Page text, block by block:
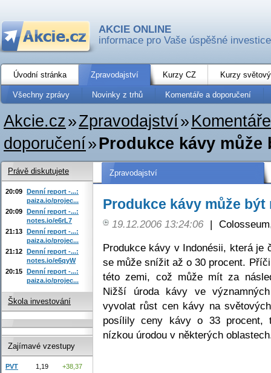
AKCIE ONLINE
informace pro Vaše úspěšné investice
Úvodní stránka Zpravodajství Kurzy CZ Kurzy
Všechny zprávy Novinky z trhů Komentáře a doporučení
Akcie.cz»Zpravodajství»
doporučení»Produkce kávy může
Zpravodajství
Produkce kávy může být
19.12.2006 13:24:06 |
Produkce kávy v Indonésii, která je
se může snížit až o 30 procent.
této zemi, což může mít za
Nižší úroda kávy ve
vyvolat růst cen kávy na
posílily ceny kávy o 33 procent,
nízkou úrodou v některých
Právě diskutujete
20:09 Denní report -...:
paiza.io/projec...
20:09 Denní report -...:
notes.io/e6rL7
21:13 Denní report -...:
paiza.io/projec...
21:12 Denní report -...:
notes.io/e6qyW
20:15 Denní report -...:
paiza.io/projec...
Škola investování
Zajímavé vzestupy
PVT 1,19
+38,37